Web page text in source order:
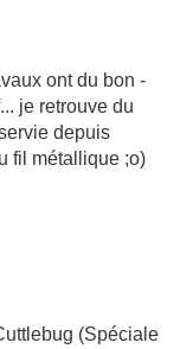
ont du bon -
je retrouve du
depuis
fil métallique ;o)
(Spéciale